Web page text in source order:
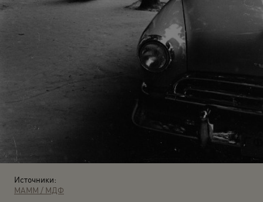
Источники:
МАММ / МДФ